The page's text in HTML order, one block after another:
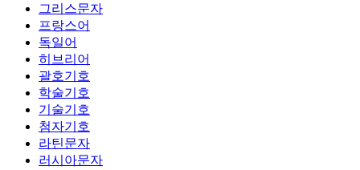
그리스문자
프랑스어
독일어
히브리어
괄호기호
학술기호
기술기호
첨자기호
라틴문자
러시아문자